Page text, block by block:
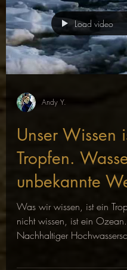
Load video
Andy Y.
Unser Wissen
Tropfen.
unbekannte
Was wir wissen, ist ein
nicht wissen, ist ein
Nachhaltiger